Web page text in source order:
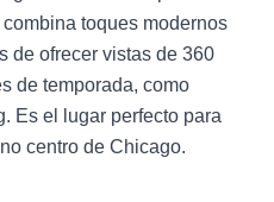
toques modernos
de ofrecer vistas de 360
de temporada, como
Es el lugar perfecto para
centro de Chicago.